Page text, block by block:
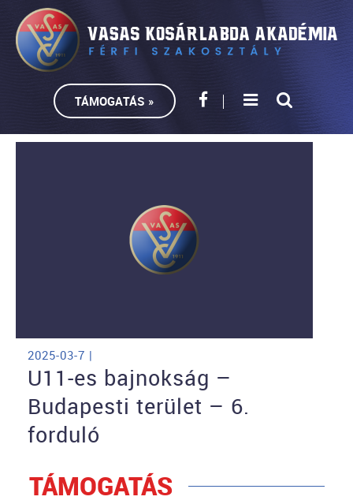
TÁMOGATÁS »
2025-03-7 |
U11-es bajnokság –
Budapesti terület – 6.
forduló
TÁMOGATÁS